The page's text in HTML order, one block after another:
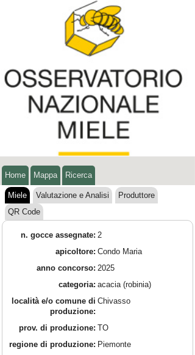
Home Mappa Ricerca
Miele Valutazione e Analisi
Produttore
QR Code
n. gocce assegnate: 2
apicoltore: Condo Maria
anno concorso: 2025
categoria: acacia (robinia)
località e/o comune di
produzione:
Chivasso
prov. di produzione: TO
regione di produzione: Piemonte